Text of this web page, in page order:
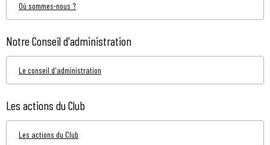
Où sommes-nous ?
Notre Conseil d'administration
Le conseil d'administration
Les actions du Club
Les actions du Club